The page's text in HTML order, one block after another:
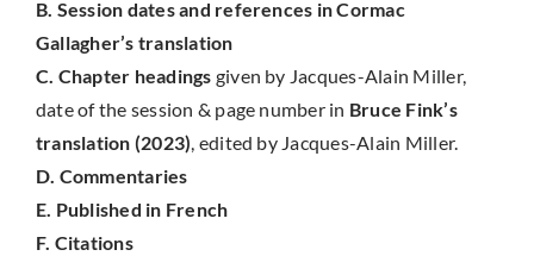
B. Session dates and references in Cormac
Gallagher’s translation
C. Chapter headings given by Jacques-Alain Miller,
date of the session & page number in Bruce Fink’s
translation (2023), edited by Jacques-Alain Miller.
D. Commentaries
E. Published in French
F. Citations